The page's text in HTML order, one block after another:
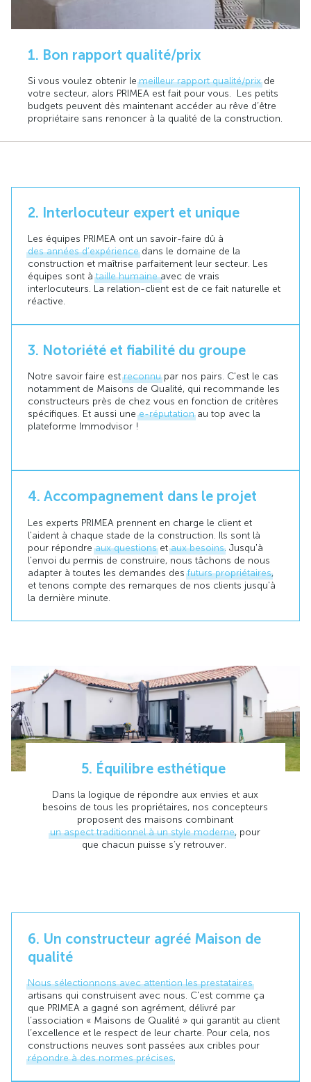
1. Bon rapport qualité/prix
Si vous voulez obtenir le meilleur rapport qualité/prixde
votre secteur, alors PRIMEA est fait pour vous. Les petits
budgets peuvent dès maintenant accéder au rêve d’être
propriétaire sans renoncer à la qualité de la construction.
2. Interlocuteur expert et unique
Les équipes PRIMEA ont un savoir-faire dû à
des années d’expériencedans le domaine de la
construction et maîtrise parfaitement leur secteur. Les
équipes sont àtaille humaineavec de vrais
interlocuteurs. La relation-client est de ce fait naturelle et
réactive.
3. Notoriété et fiabilité du groupe
Notre savoir faire estreconnupar nos pairs. C'est le cas
notamment de Maisons de Qualité, qui recommande les
constructeurs près de chez vous en fonction de critères
spécifiques. Et aussi unee-réputationau top avec la
plateforme Immodvisor !
4. Accompagnement dans le projet
Les experts PRIMEA prennent en charge le client et
l'aident à chaque stade de la construction. Ils sont là
pour répondreaux questionsetaux besoins. Jusqu'à
l'envoi du permis de construire, nous tâchons de nous
adapter à toutes les demandes desfuturs propriétaires,
et tenons compte des remarques de nos clients jusqu'à
la dernière minute.
5. Équilibre esthétique
Dans la logique de répondre aux envies et aux
besoins de tous les propriétaires, nos concepteurs
proposent des maisons combinant
un aspect traditionnel à un style moderne, pour
que chacun puisse s’y retrouver.
6. Un constructeur agréé Maison de
qualité
Nous sélectionnons avec attention les prestataires
artisans qui construisent avec nous. C'est comme ça
que PRIMEA a gagné son agrément, délivré par
l’association « Maisons de Qualité » qui garantit au client
l’excellence et le respect de leur charte. Pour cela, nos
constructions neuves sont passées aux cribles pour
répondre à des normes précises.